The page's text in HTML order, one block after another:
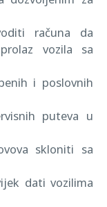
računa da
vozila sa
i poslovnih
puteva u
skloniti sa
dati vozilima